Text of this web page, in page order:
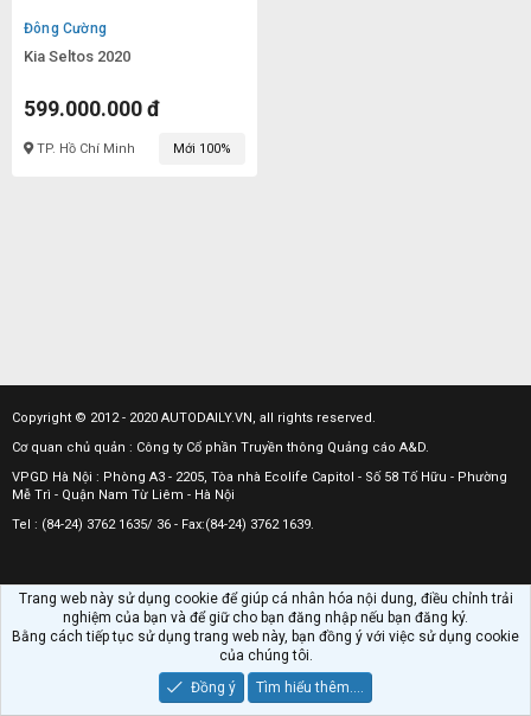
Đông Cường
Kia Seltos 2020
599.000.000 đ
TP. Hồ Chí Minh Mới 100%
Copyright © 2012 - 2020 AUTODAILY.VN, all rights reserved.
Cơ quan chủ quản : Công ty Cổ phần Truyền thông Quảng cáo A&D.
VPGD Hà Nội : Phòng A3 - 2205, Tòa nhà Ecolife Capitol - Số 58 Tố Hữu - Phường
Mễ Trì - Quận Nam Từ Liêm - Hà Nội
Tel : (84-24) 3762 1635/ 36 - Fax:(84-24) 3762 1639.
Trang web này sử dụng cookie để giúp cá nhân hóa nội dung, điều chỉnh trải
nghiệm của bạn và để giữ cho bạn đăng nhập nếu bạn đăng ký.
Bằng cách tiếp tục sử dụng trang web này, bạn đồng ý với việc sử dụng cookie
của chúng tôi.
Đồng ý
Tìm hiểu thêm.…